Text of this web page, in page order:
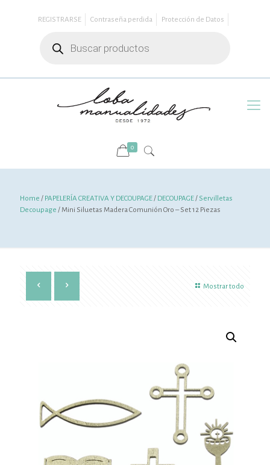
REGISTRARSE Contraseña perdida
Protección de Datos
productos
0
Home / PAPELERÍA CREATIVA Y DECOUPAGE/ DECOUPAGE/ Servilletas
Decoupage / Mini Siluetas Madera Comunión Oro – Set 12 Piezas
Mostrar todo